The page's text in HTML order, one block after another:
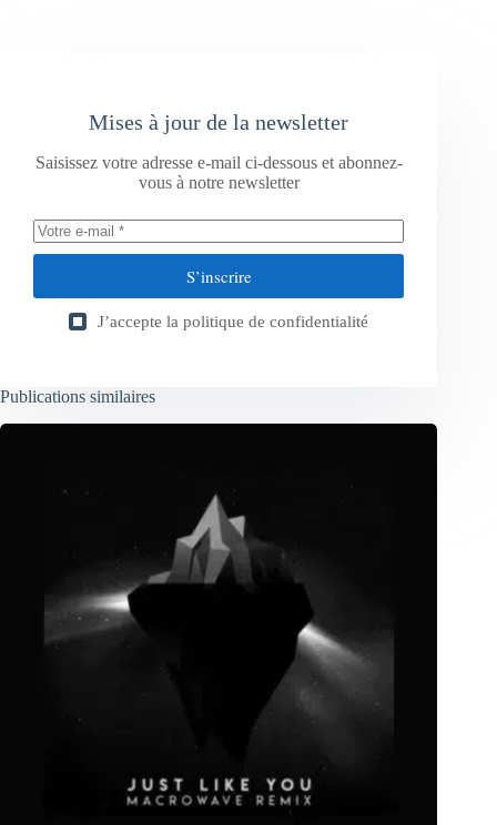
Mises à jour de la newsletter
Saisissez votre adresse e-mail ci-dessous et abonnez-
vous à notre newsletter
S’inscrire
J’accepte la politique de confidentialité
Publications similaires